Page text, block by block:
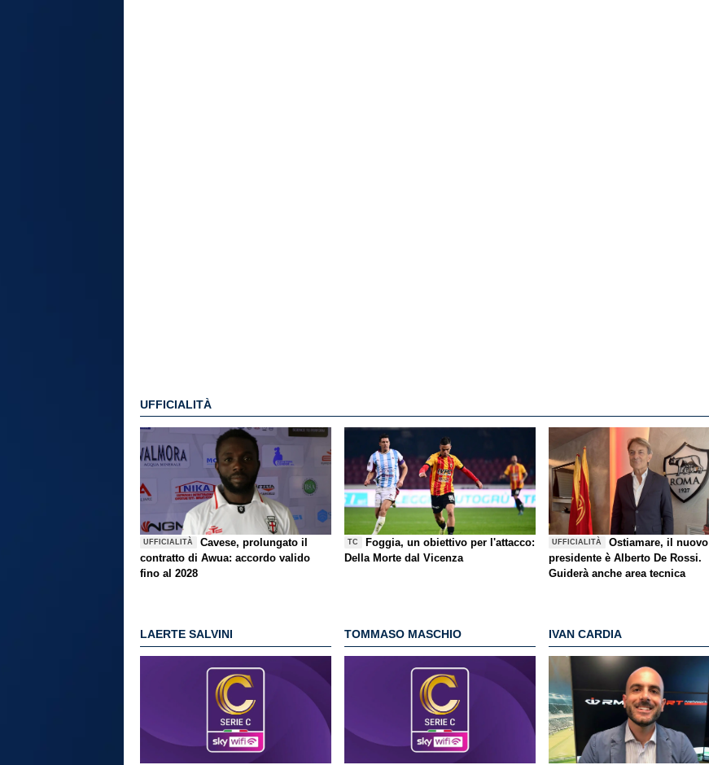
UFFICIALITÀ
UFFICIALITÀ
Cavese, prolungato il
contratto di Awua: accordo valido
fino al 2028
TC
Foggia, un obiettivo per l'attacco:
Della Morte dal Vicenza
UFFICIALITÀ
Ostiamare, il nuovo
presidente è Alberto De Rossi.
Guiderà anche area tecnica
LAERTE SALVINI TOMMASO MASCHIO IVAN CARDIA